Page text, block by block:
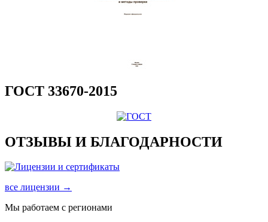
ГОСТ 33670-2015
ОТЗЫВЫ И БЛАГОДАРНОСТИ
все лицензии →
Мы работаем с регионами